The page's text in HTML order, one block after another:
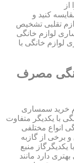
کنید و
تقلبی تشخیص
لوازم خانگی
لوازم خانگی با
مصرف
خرید سمساری
با یکدیگر متفاوت
انواع مختلفی
برخی از گازبه
منبع
دارد مانند